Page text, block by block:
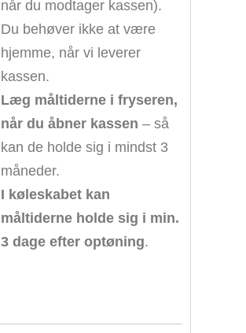
når du modtager kassen).
Du behøver ikke at være
hjemme, når vi leverer
kassen.
Læg måltiderne i fryseren,
når du åbner kassen – så
kan de holde sig i mindst 3
måneder.
I køleskabet kan
måltiderne holde sig i min.
3 dage efter optøning.